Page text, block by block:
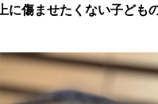
に傷ませたくない子ども